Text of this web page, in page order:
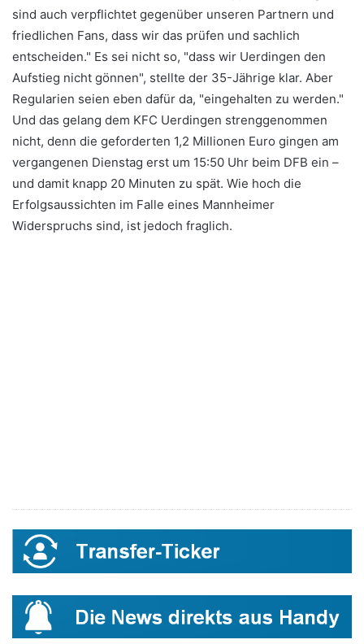
sind auch verpflichtet gegenüber unseren Partnern und
friedlichen Fans, dass wir das prüfen und sachlich
entscheiden." Es sei nicht so, "dass wir Uerdingen den
Aufstieg nicht gönnen", stellte der 35-Jährige klar. Aber
Regularien seien eben dafür da, "eingehalten zu werden."
Und das gelang dem KFC Uerdingen strenggenommen
nicht, denn die geforderten 1,2 Millionen Euro gingen am
vergangenen Dienstag erst um 15:50 Uhr beim DFB ein –
und damit knapp 20 Minuten zu spät. Wie hoch die
Erfolgsaussichten im Falle eines Mannheimer
Widerspruchs sind, ist jedoch fraglich.